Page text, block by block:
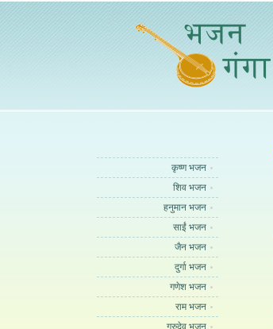
कृष्ण भजन
शिव भजन
हनुमान भजन
साईं भजन
जैन भजन
दुर्गा भजन
गणेश भजन
राम भजन
गुरुदेव भजन